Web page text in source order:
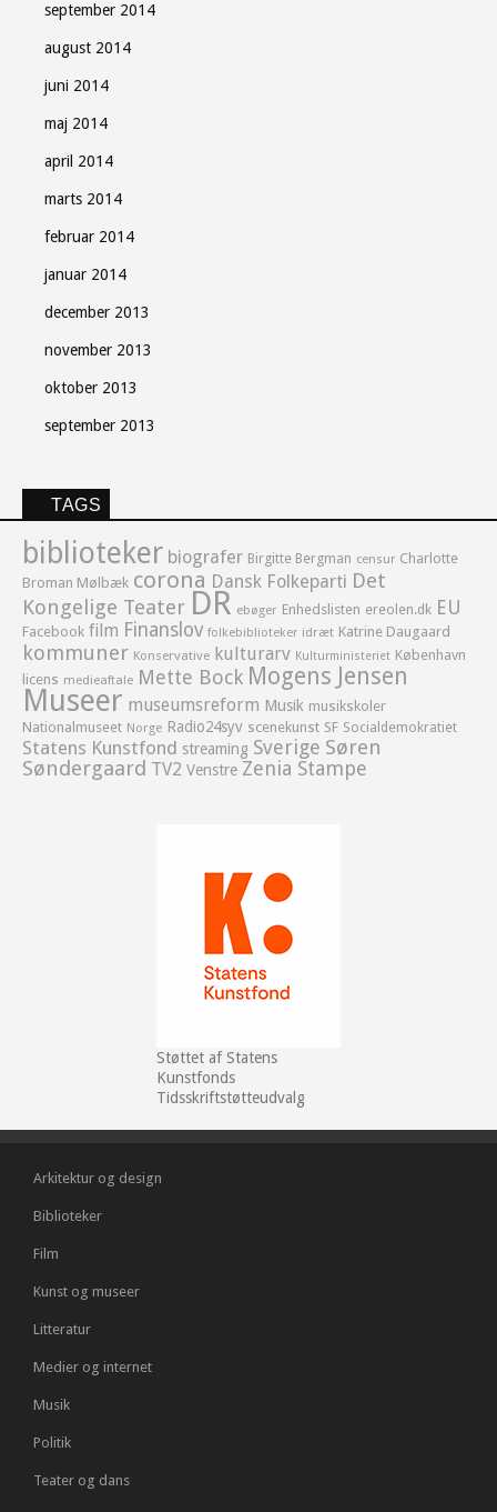
september 2014
august 2014
juni 2014
maj 2014
april 2014
marts 2014
februar 2014
januar 2014
december 2013
november 2013
oktober 2013
september 2013
TAGS
biblioteker biografer Birgitte Bergman censur Charlotte
Broman Mølbæk corona Dansk Folkeparti Det
Kongelige Teater DR ebøger Enhedslisten ereolen.dk EU
Facebook film Finanslov folkebiblioteker idræt Katrine Daugaard
kommuner Konservative kulturarv Kulturministeriet København
licens medieaftale Mette Bock Mogens Jensen
Museer museumsreform Musik musikskoler
Nationalmuseet Norge Radio24syv scenekunst SF Socialdemokratiet
Statens Kunstfond streaming Sverige Søren
Søndergaard TV2 Venstre Zenia Stampe
Støttet af Statens
Kunstfonds
Tidsskriftstøtteudvalg
Arkitektur og design
Biblioteker
Film
Kunst og museer
Litteratur
Medier og internet
Musik
Politik
Teater og dans